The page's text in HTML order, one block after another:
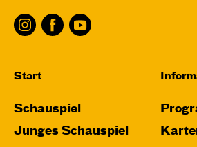
Start
Schauspiel
Junges Schauspiel